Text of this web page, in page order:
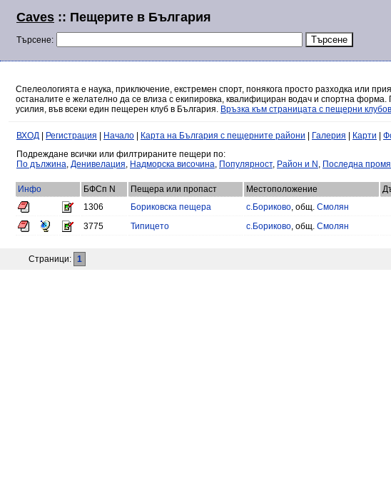
Caves :: Пещерите в България
Търсене:
Спелеологията е наука, приключение, екстремен спорт, понякога просто разходка или
останалите е желателно да се влиза с екипировка, квалифициран водач и спортна
усилия, във всеки един пещерен клуб в България. Връзка към страницата с пещерни
ВХОД Регистрация Начало Карта на България с пещерните райони Галерия Карти
Подреждане всички или филтрираните пещери по:
По дължина, Денивелация, Надморска височина, Популярност, Район и N , Последна
Инфо БФСп N Пещера или пропаст Местоположение
1306
Бориковска пещера с.Бориково, общ. Смолян
3775
Типицето с.Бориково, общ. Смолян
Страници: 1